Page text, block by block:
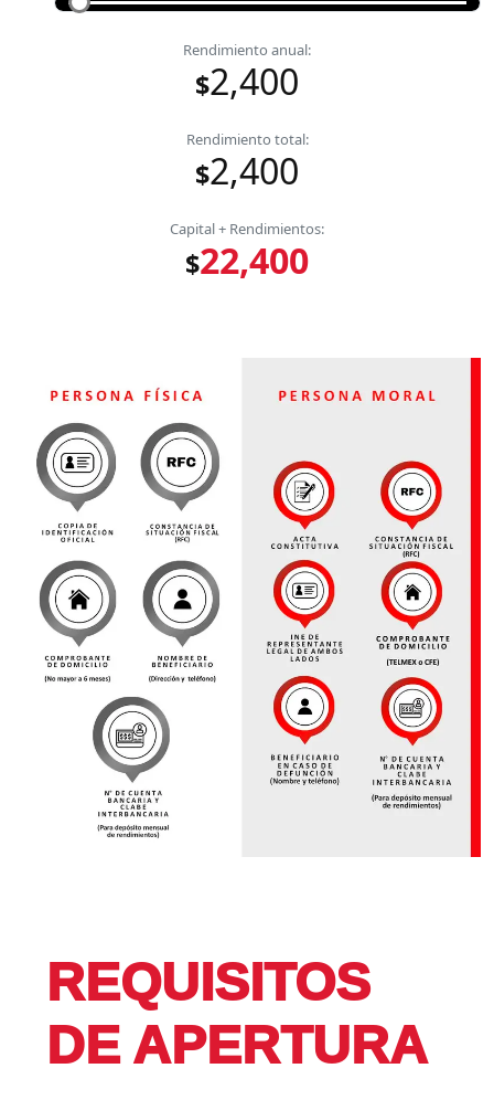
Rendimiento anual:
$2,400
Rendimiento total:
$2,400
Capital + Rendimientos:
$22,400
REQUISITOS
DE APERTURA